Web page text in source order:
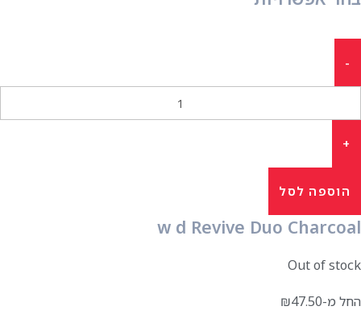
הוספה לסל
w d Revive Duo Charcoal
Out of stock
החל מ- ₪47.50